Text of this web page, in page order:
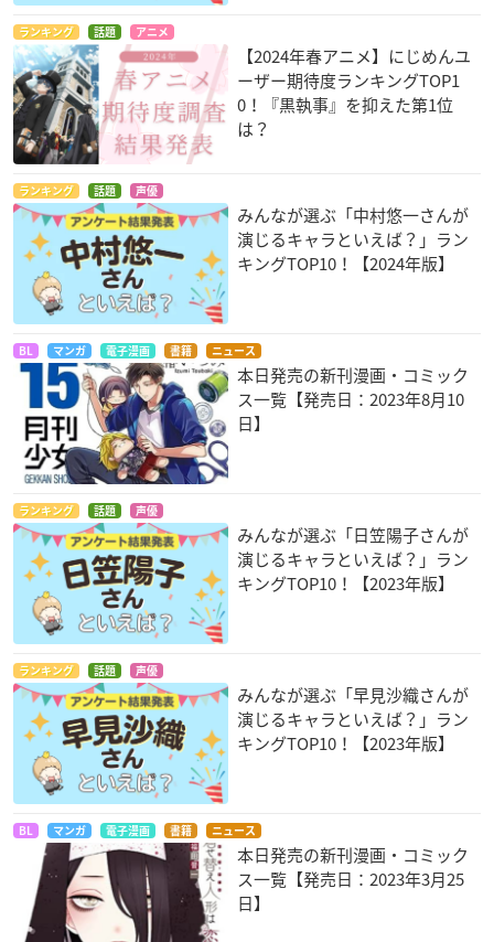
ランキング 話題 アニメ
【2024年春アニメ】にじめんユ
ーザー期待度ランキングTOP1
0！『黒執事』を抑えた第1位
は？
ランキング 話題 声優
みんなが選ぶ「中村悠一さんが
演じるキャラといえば？」ラン
キングTOP10！【2024年版】
BL マンガ 電子漫画 書籍 ニュース
本日発売の新刊漫画・コミック
ス一覧【発売日：2023年8月10
日】
ランキング 話題 声優
みんなが選ぶ「日笠陽子さんが
演じるキャラといえば？」ラン
キングTOP10！【2023年版】
ランキング 話題 声優
みんなが選ぶ「早見沙織さんが
演じるキャラといえば？」ラン
キングTOP10！【2023年版】
BL マンガ 電子漫画 書籍 ニュース
本日発売の新刊漫画・コミック
ス一覧【発売日：2023年3月25
日】